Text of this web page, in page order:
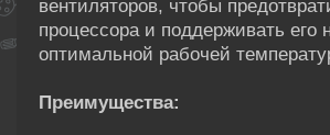
вентиляторов, чтобы
процессора и поддерживать его
оптимальной рабочей
Преимущества: